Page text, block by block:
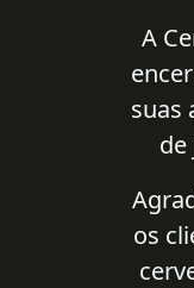
A
suas
de
os